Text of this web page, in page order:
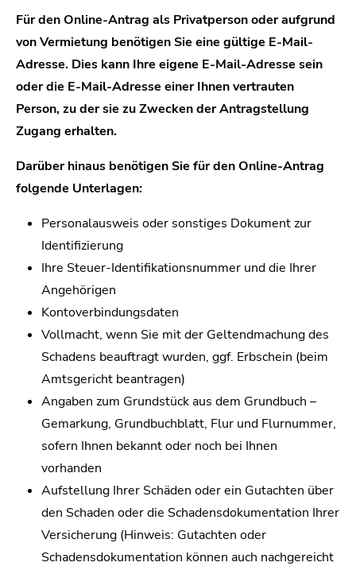
Für den Online-Antrag als Privatperson oder aufgrund
von Vermietung benötigen Sie eine gültige E-Mail-
Adresse. Dies kann Ihre eigene E-Mail-Adresse sein
oder die E-Mail-Adresse einer Ihnen vertrauten
Person, zu der sie zu Zwecken der Antragstellung
Zugang erhalten.
Darüber hinaus benötigen Sie für den Online-Antrag
folgende Unterlagen:
Personalausweis oder sonstiges Dokument zur
Identifizierung
Ihre Steuer-Identifikationsnummer und die Ihrer
Angehörigen
Kontoverbindungsdaten
Vollmacht, wenn Sie mit der Geltendmachung des
Schadens beauftragt wurden, ggf. Erbschein (beim
Amtsgericht beantragen)
Angaben zum Grundstück aus dem Grundbuch –
Gemarkung, Grundbuchblatt, Flur und Flurnummer,
sofern Ihnen bekannt oder noch bei Ihnen
vorhanden
Aufstellung Ihrer Schäden oder ein Gutachten über
den Schaden oder die Schadensdokumentation Ihrer
Versicherung (Hinweis: Gutachten oder
Schadensdokumentation können auch nachgereicht